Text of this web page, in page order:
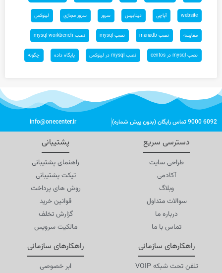
website آپاچی دیتابیس سرور سرور مجازی لینوکس
مقایسه نصب mariadb نصب mysql نصب mysql workbench
نصب mysql در centos نصب mysql در لینوکس پایگاه داده چگونه
6092 9000 تماس رایگان (بدون پیش شماره) info@onecenter.ir
راهکارهای سازمانی
ابر خصوصی
راهکارهای سازمانی
تلفن تحت شبکه VOIP
پشتیبانی
راهنمای پشتیبانی
تیکت پشتیبانی
روش های پرداخت
قوانین خرید
گزارش تخلف
مالکیت سرویس
دسترسی سریع
طراحی سایت
آکادمی
وبلاگ
سوالات متداول
درباره ما
تماس با ما